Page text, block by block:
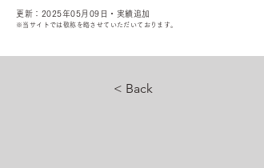
更新：2025年05 月09 日・実績追加
​※当サイトでは敬称を 略させていただいております。
< Back